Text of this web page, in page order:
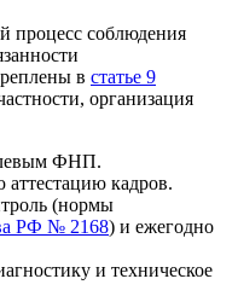
соблюдения
в статье 9
организация
ФНП.
кадров.
(нормы
РФ № 2168) и ежегодно
и техническое